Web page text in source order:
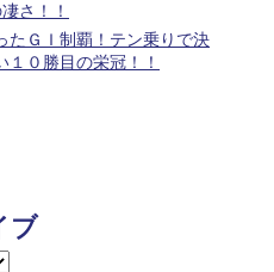
さ！！
たＧＩ制覇！テン乗りで決
１０勝目の栄冠！！
ブ